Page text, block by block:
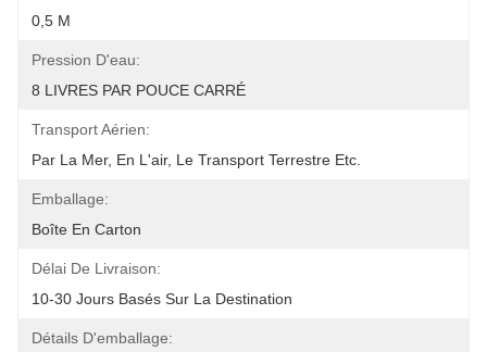
0,5 M
Pression D'eau:
8 LIVRES PAR POUCE CARRÉ
Transport Aérien:
Par La Mer, En L'air, Le Transport Terrestre Etc.
Emballage:
Boîte En Carton
Délai De Livraison:
10-30 Jours Basés Sur La Destination
Détails D'emballage: